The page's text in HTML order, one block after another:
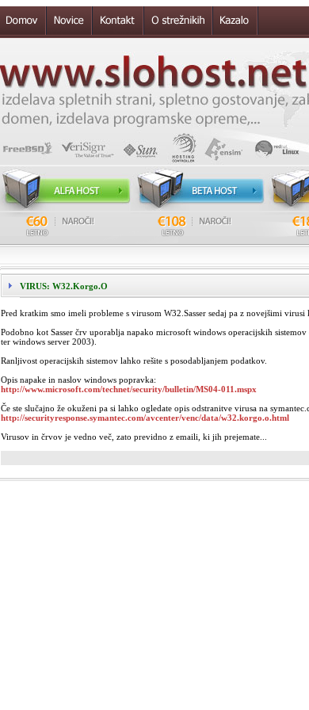
VIRUS: W32.Korgo.O
Pred kratkim smo imeli probleme s virusom W32.Sasser sedaj pa z novejšimi virusi
Podobno kot Sasser črv uporablja napako microsoft windows operacijskih
ter windows server 2003).
Ranljivost operacijskih sistemov lahko rešite s posodabljanjem podatkov.
Opis napake in naslov windows popravka:
http://www.microsoft.com/technet/security/bulletin/MS04-011.mspx
Če ste slučajno že okuženi pa si lahko ogledate opis odstranitve virusa na
http://securityresponse.symantec.com/avcenter/venc/data/w32.korgo.o.html
Virusov in črvov je vedno več, zato previdno z emaili, ki jih prejemate...